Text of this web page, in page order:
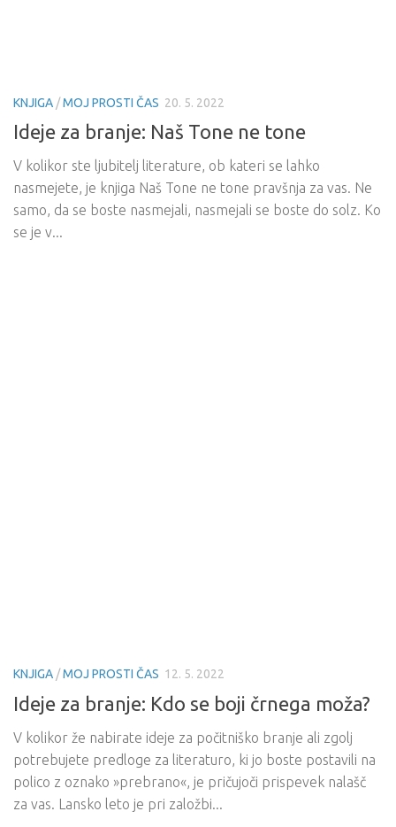
KNJIGA /MOJ PROSTI ČAS 20. 5. 2022
Ideje za branje: Naš Tone ne tone
V kolikor ste ljubitelj literature, ob kateri se lahko
nasmejete, je knjiga Naš Tone ne tone pravšnja za vas. Ne
samo, da se boste nasmejali, nasmejali se boste do solz. Ko
se je v...
KNJIGA /MOJ PROSTI ČAS 12. 5. 2022
Ideje za branje: Kdo se boji črnega moža?
V kolikor že nabirate ideje za počitniško branje ali zgolj
potrebujete predloge za literaturo, ki jo boste postavili na
polico z oznako »prebrano«, je pričujoči prispevek nalašč
za vas. Lansko leto je pri založbi...